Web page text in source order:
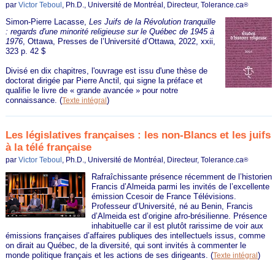
parVictor Teboul , Ph.D., Université de Montréal, Directeur, Tolerance.ca®
Simon-Pierre Lacasse,Les Juifs de la Révolution tranquille
: regards d'une minorité religieuse sur le Québec de 1945 à
1976, Ottawa, Presses de l’Université d’Ottawa, 2022, xxii,
323 p. 42 $
Divisé en dix chapitres, l'ouvrage est issu d'une thèse de
doctorat dirigée par Pierre Anctil, qui signe la préface et
qualifie le livre de « grande avancée » pour notre
connaissance.(Texte intégral )
Les législatives françaises : les non-Blancs et les juifs
à la télé française
parVictor Teboul , Ph.D., Université de Montréal, Directeur, Tolerance.ca®
Rafraîchissante présence récemment de l’historien
Francis d’Almeida parmi les invités de l’excellente
émission Ccesoir de France Télévisions.
Professeur d’Université, né au Benin, Francis
d’Almeida est d’origine afro-brésilienne. Présence
inhabituelle car il est plutôt rarissime de voir aux
émissions françaises d’affaires publiques des intellectuels issus, comme
on dirait au Québec, de la diversité, qui sont invités à commenter le
monde politique français et les actions de ses dirigeants.(Texte intégral )